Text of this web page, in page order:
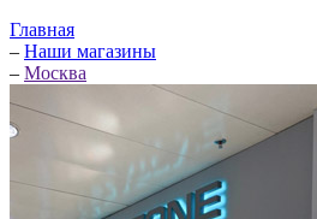
Главная
– Наши магазины
– Москва